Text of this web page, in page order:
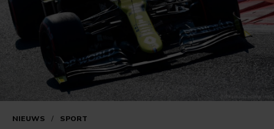
NIEUWS / SPORT